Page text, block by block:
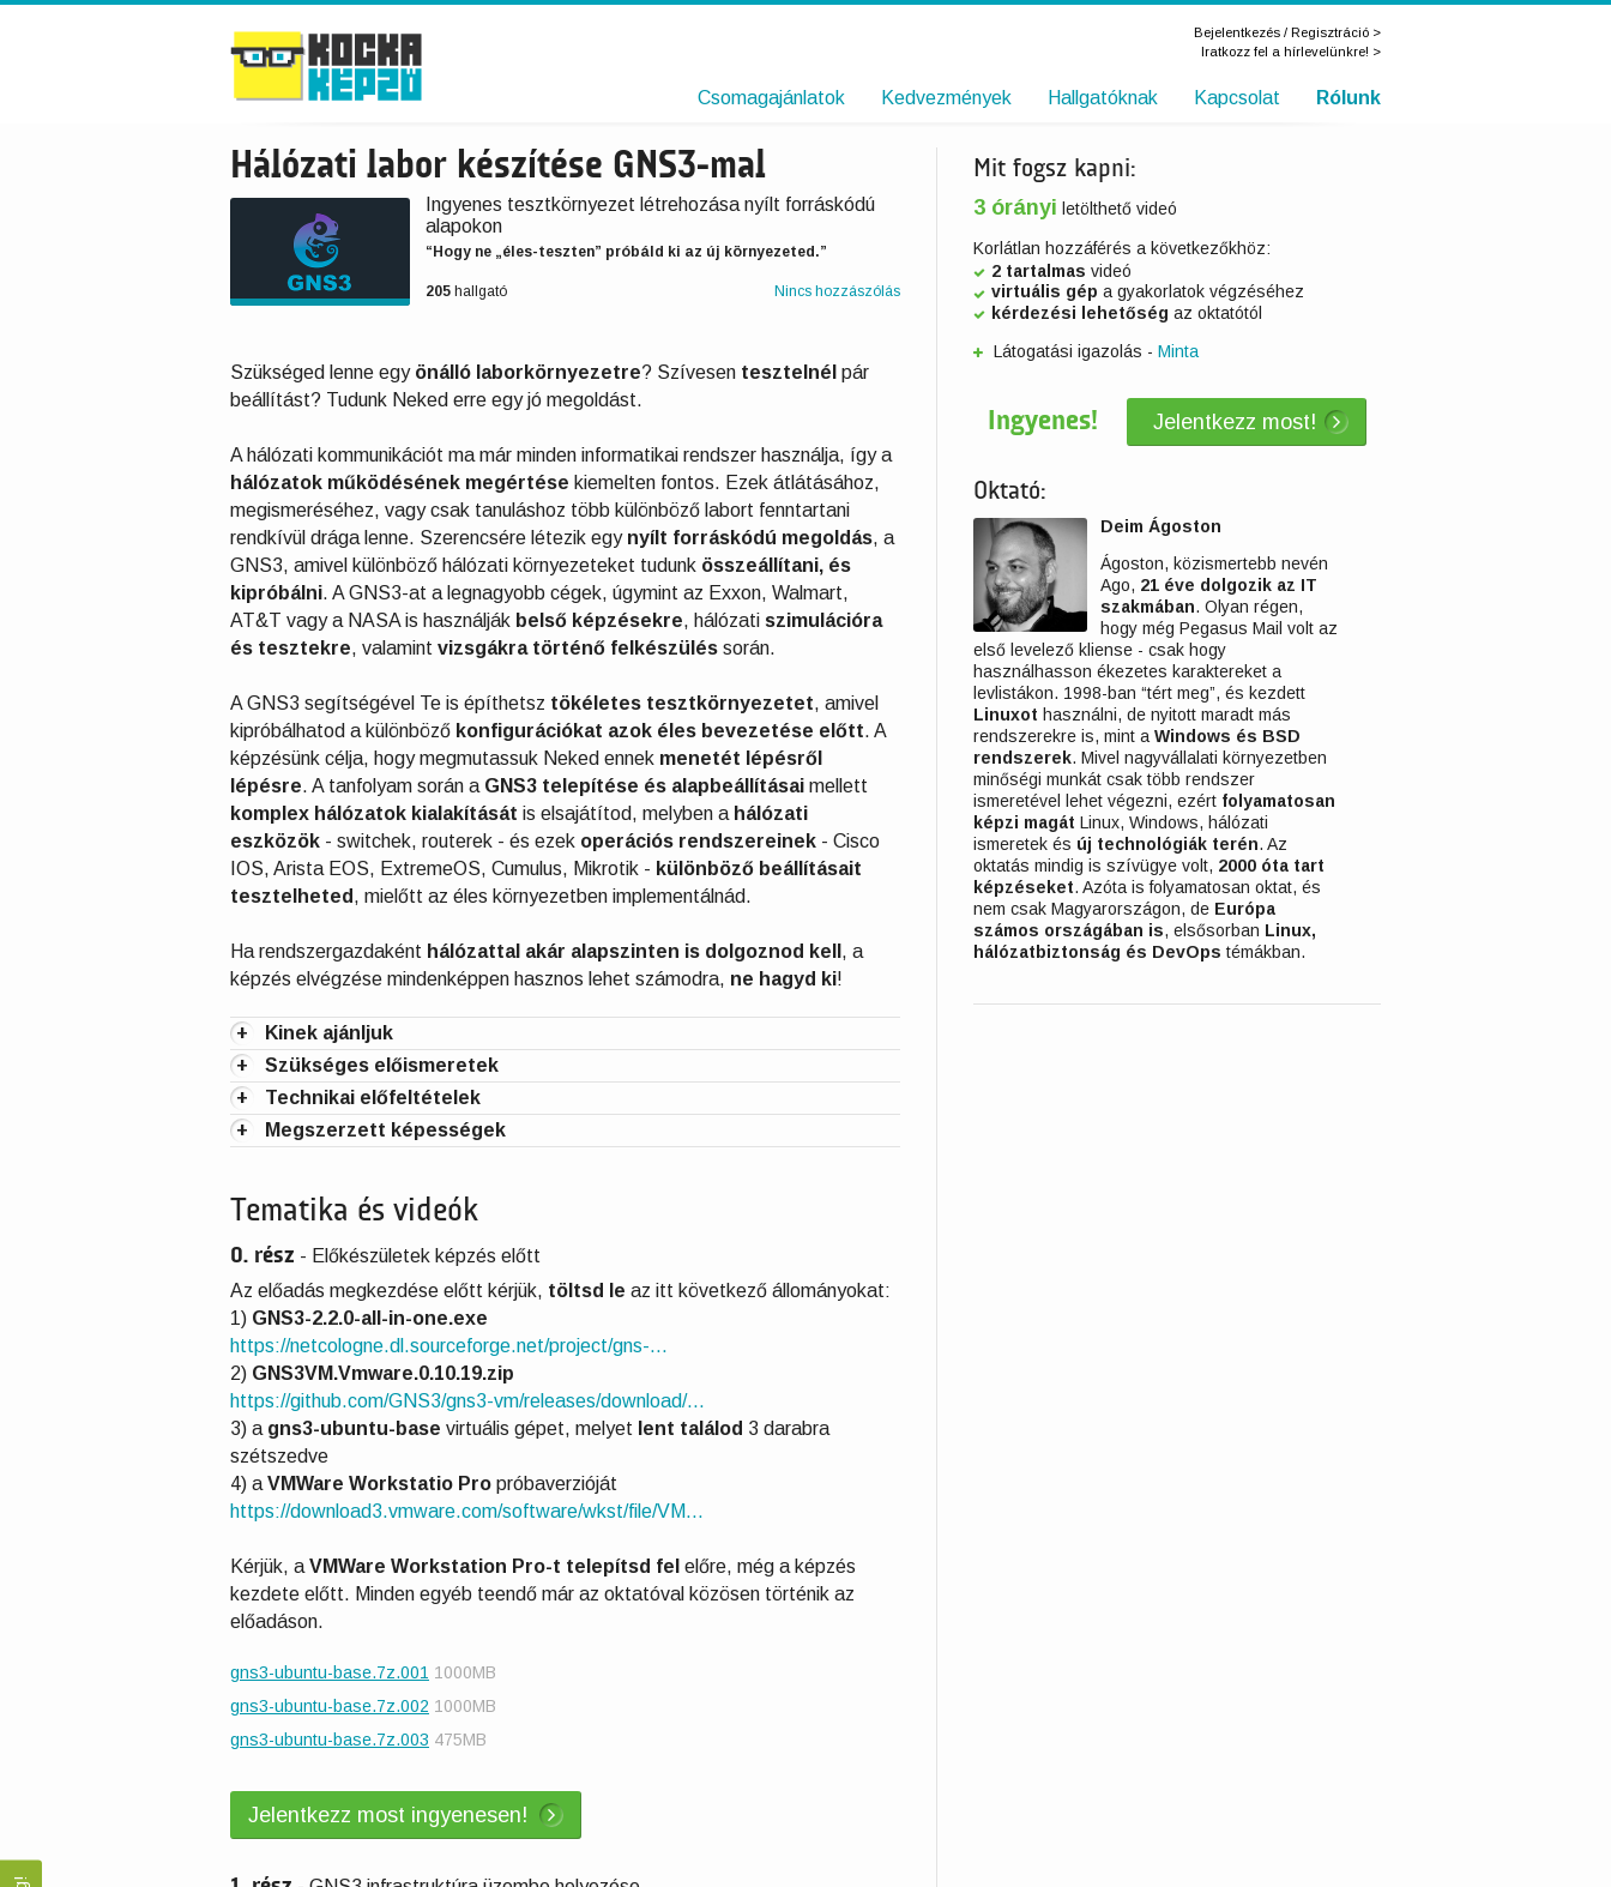
Bejelentkezés / Regisztráció >
Iratkozz fel a hírlevelünkre! >
Csomagajánlatok Kedvezmények Hallgatóknak Kapcsolat Rólunk
Hálózati labor készítése GNS3-mal
Ingyenes tesztkörnyezet létrehozása nyílt forráskódú
alapokon
“Hogy ne „éles-teszten” próbáld ki az új környezeted.”
205 hallgató Nincs hozzászólás
Szükséged lenne egy önálló laborkörnyezetre? Szívesen tesztelnél pár
beállítást? Tudunk Neked erre egy jó megoldást.
A hálózati kommunikációt ma már minden informatikai rendszer használja, így a
hálózatok működésének megértése kiemelten fontos. Ezek átlátásához,
megismeréséhez, vagy csak tanuláshoz több különböző labort fenntartani
rendkívül drága lenne. Szerencsére létezik egy nyílt forráskódú megoldás, a
GNS3, amivel különböző hálózati környezeteket tudunk összeállítani, és
kipróbálni. A GNS3-at a legnagyobb cégek, úgymint az Exxon, Walmart,
AT&T vagy a NASA is használják belső képzésekre, hálózati szimulációra
és tesztekre, valamint vizsgákra történő felkészülés során.
A GNS3 segítségével Te is építhetsz tökéletes tesztkörnyezetet, amivel
kipróbálhatod a különböző konfigurációkat azok éles bevezetése előtt. A
képzésünk célja, hogy megmutassuk Neked ennek menetét lépésről
lépésre. A tanfolyam során a GNS3 telepítése és alapbeállításai mellett
komplex hálózatok kialakítását is elsajátítod, melyben a hálózati
eszközök - switchek, routerek - és ezek operációs rendszereinek - Cisco
IOS, Arista EOS, ExtremeOS, Cumulus, Mikrotik - különböző beállításait
tesztelheted , mielőtt az éles környezetben implementálnád.
Ha rendszergazdaként hálózattal akár alapszinten is dolgoznod kell , a
képzés elvégzése mindenképpen hasznos lehet számodra, ne hagyd ki!
+
Kinek ajánljuk
+
Szükséges előismeretek
+
Technikai előfeltételek
+
Megszerzett képességek
Tematika és videók
0. rész - Előkészületek képzés előtt
Az előadás megkezdése előtt kérjük, töltsd le az itt következő állományokat:
1) GNS3-2.2.0-all-in-one.exe
https://netcologne.dl.sourceforge.net/project/gns-...
2) GNS3VM.Vmware.0.10.19.zip
https://github.com/GNS3/gns3-vm/releases/download/...
3) a gns3-ubuntu-base virtuális gépet, melyet lent találod 3 darabra
szétszedve
4) a VMWare Workstatio Pro próbaverzióját
https://download3.vmware.com/software/wkst/file/VM...
Kérjük, a VMWare Workstation Pro-t telepítsd fel előre, még a képzés
kezdete előtt. Minden egyéb teendő már az oktatóval közösen történik az
előadáson.
gns3-ubuntu-base.7z.001 1000MB
gns3-ubuntu-base.7z.002 1000MB
gns3-ubuntu-base.7z.003 475MB
Jelentkezz most ingyenesen!
Mit fogsz kapni:
3 órányi letölthető videó
Korlátlan hozzáférés a következőkhöz:
2 tartalmas videó
virtuális gép a gyakorlatok végzéséhez
kérdezési lehetőség az oktatótól
Látogatási igazolás - Minta
Ingyenes! Jelentkezz most!
Oktató:
Deim Ágoston
Ágoston, közismertebb nevén
Ago, 21 éve dolgozik az IT
szakmában. Olyan régen,
hogy még Pegasus Mail volt az
első levelező kliense - csak hogy
használhasson ékezetes karaktereket a
levlistákon. 1998-ban “tért meg”, és kezdett
Linuxot használni, de nyitott maradt más
rendszerekre is, mint a Windows és BSD
rendszerek. Mivel nagyvállalati környezetben
minőségi munkát csak több rendszer
ismeretével lehet végezni, ezért folyamatosan
képzi magát Linux, Windows, hálózati
ismeretek és új technológiák terén. Az
oktatás mindig is szívügye volt, 2000 óta tart
képzéseket. Azóta is folyamatosan oktat, és
nem csak Magyarországon, de Európa
számos országában is, elsősorban Linux,
hálózatbiztonság és DevOps témákban.